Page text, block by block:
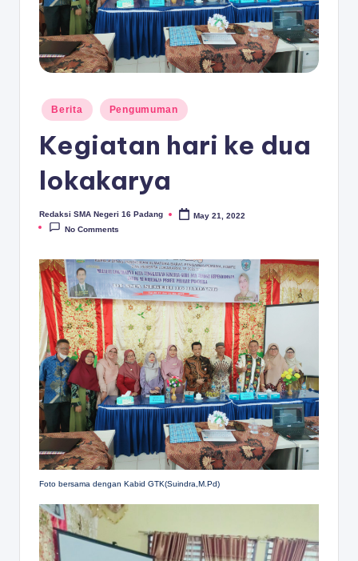
D
A
N
Posted
in
Berita Pengumuman
Kegiatan hari ke dua
lokakarya
Posted
by
Redaksi SMA Negeri 16 Padang
May 21, 2022
No Comments
Foto bersama dengan Kabid GTK(Suindra,M.Pd)